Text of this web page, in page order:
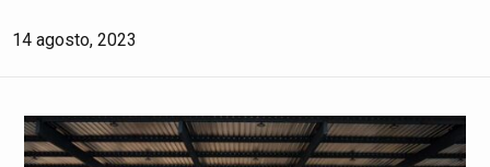
14 agosto, 2023